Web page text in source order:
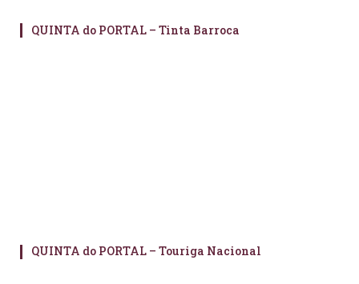
QUINTA do PORTAL – Tinta Barroca
QUINTA do PORTAL – Touriga Nacional